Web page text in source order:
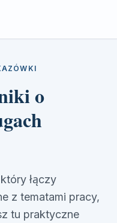
o
łączy
z tematami pracy,
tu praktyczne